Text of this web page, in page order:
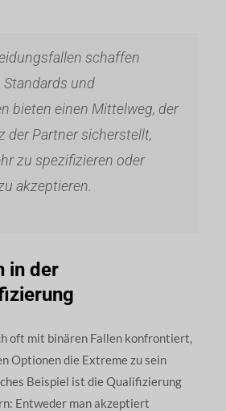
schaffen
und
bieten einen Mittelweg, der
der Partner sicherstellt,
zu spezifizieren oder
akzeptieren.
in der
oft mit binären Fallen konfrontiert,
Optionen die Extreme zu sein
Beispiel ist die Qualifizierung
Entweder man akzeptiert